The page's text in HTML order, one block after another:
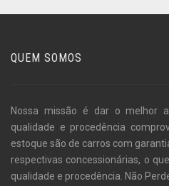
QUEM SOMOS
Nossa missão é dar o melhor
qualidade e procedência
estoque são de carros com
respectivas concessionárias, o
qualidade e procedência. Não